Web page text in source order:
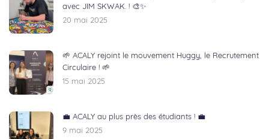
avec JIM SKWAK. ! 🎨✨
20 mai 2025
🌱 ACALY rejoint le mouvement Huggy, le Recrutement
Circulaire ! 🌱
15 mai 2025
💼 ACALY au plus près des étudiants ! 💼
9 mai 2025